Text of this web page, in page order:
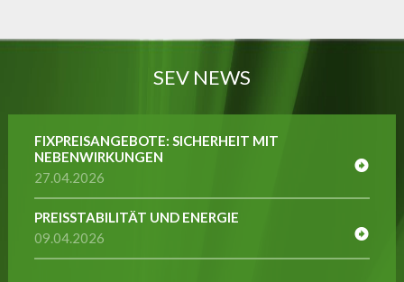
SEV NEWS
FIXPREISANGEBOTE: SICHERHEIT MIT
NEBENWIRKUNGEN
27.04.2026
PREISSTABILITÄT UND ENERGIE
09.04.2026